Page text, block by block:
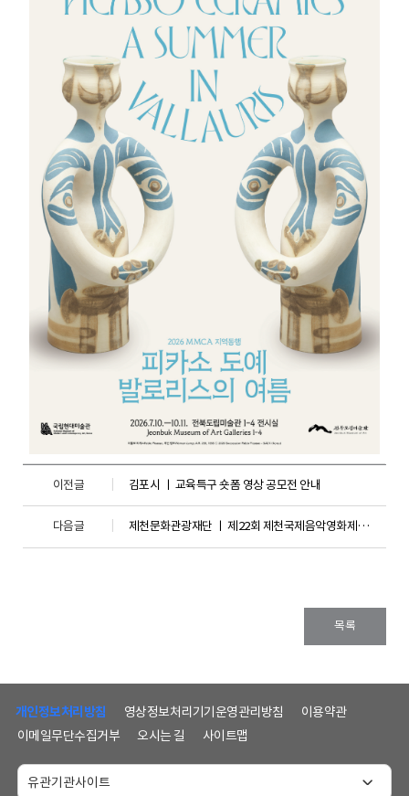
이전글 김포시 ㅣ 교육특구 숏폼 영상 공모전 안내
다음글 제천문화관광재단 ㅣ 제22회 제천국제음악영화제 연계 프로그렘 <영화 속 나만의 스타 그리기 대회> 안내
목록
개인정보처리방침 영상정보처리기기운영관리방침
이용약관
이메일무단수집거부
오시는 길 사이트맵